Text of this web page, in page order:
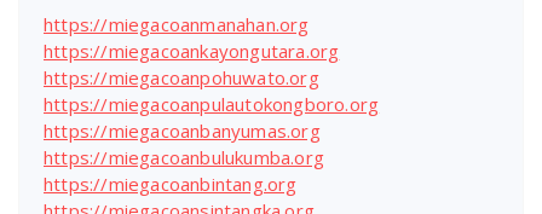
https://miegacoanmanahan.org
https://miegacoankayongutara.org
https://miegacoanpohuwato.org
https://miegacoanpulautokongboro.org
https://miegacoanbanyumas.org
https://miegacoanbulukumba.org
https://miegacoanbintang.org